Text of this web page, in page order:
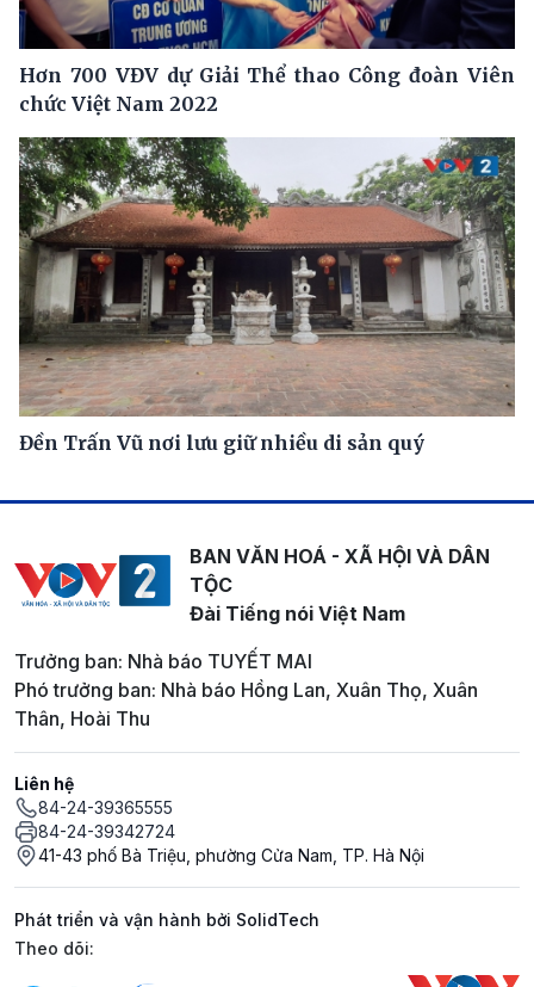
Hơn 700 VĐV dự Giải Thể thao Công đoàn Viên
chức Việt Nam 2022
Đền Trấn Vũ nơi lưu giữ nhiều di sản quý
BAN VĂN HOÁ - XÃ HỘI VÀ DÂN
TỘC
Đài Tiếng nói Việt Nam
Trưởng ban: Nhà báo TUYẾT MAI
Phó trưởng ban: Nhà báo Hồng Lan, Xuân Thọ, Xuân
Thân, Hoài Thu
Liên hệ
84-24-39365555
84-24-39342724
41-43 phố Bà Triệu, phường Cửa Nam, TP. Hà Nội
Phát triển và vận hành bởi SolidTech
Mạng xã hội
Theo dõi: